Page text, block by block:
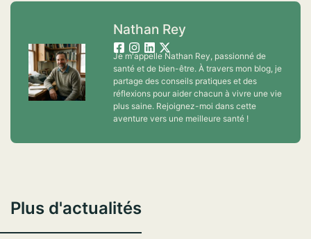
Nathan Rey
Je m'appelle Nathan Rey, passionné de
santé et de bien-être. À travers mon blog, je
partage des conseils pratiques et des
réflexions pour aider chacun à vivre une vie
plus saine. Rejoignez-moi dans cette
aventure vers une meilleure santé !
Plus d'actualités